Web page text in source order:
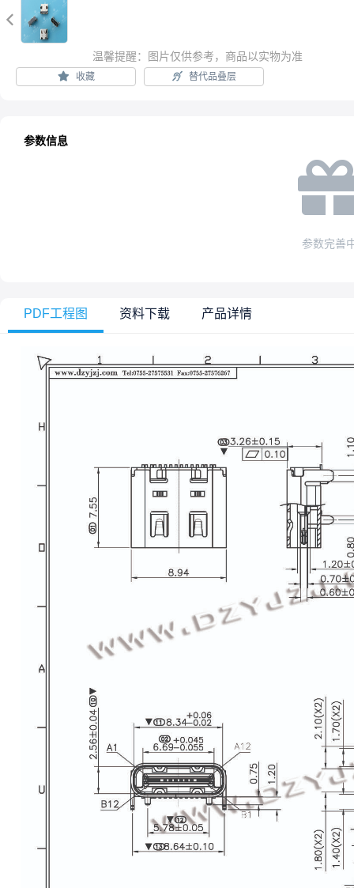

温馨提醒：图片仅供参考，商品以实物为准
收藏 替代品叠层
参数信息
参数完善
PDF工程图 资料下载 产品详情